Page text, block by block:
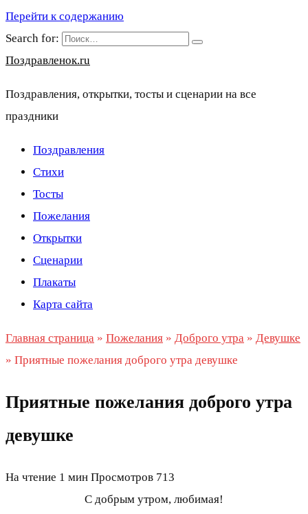
Перейти к содержанию
Search for:
Поздравленок.ru
Поздравления, открытки, тосты и сценарии на все
праздники
Поздравления
Стихи
Тосты
Пожелания
Открытки
Сценарии
Плакаты
Карта сайта
Главная страница » Пожелания » Доброго утра » Девушке
» Приятные пожелания доброго утра девушке
Приятные пожелания доброго утра
девушке
На чтение 1 мин Просмотров 713
С добрым утром, любимая!